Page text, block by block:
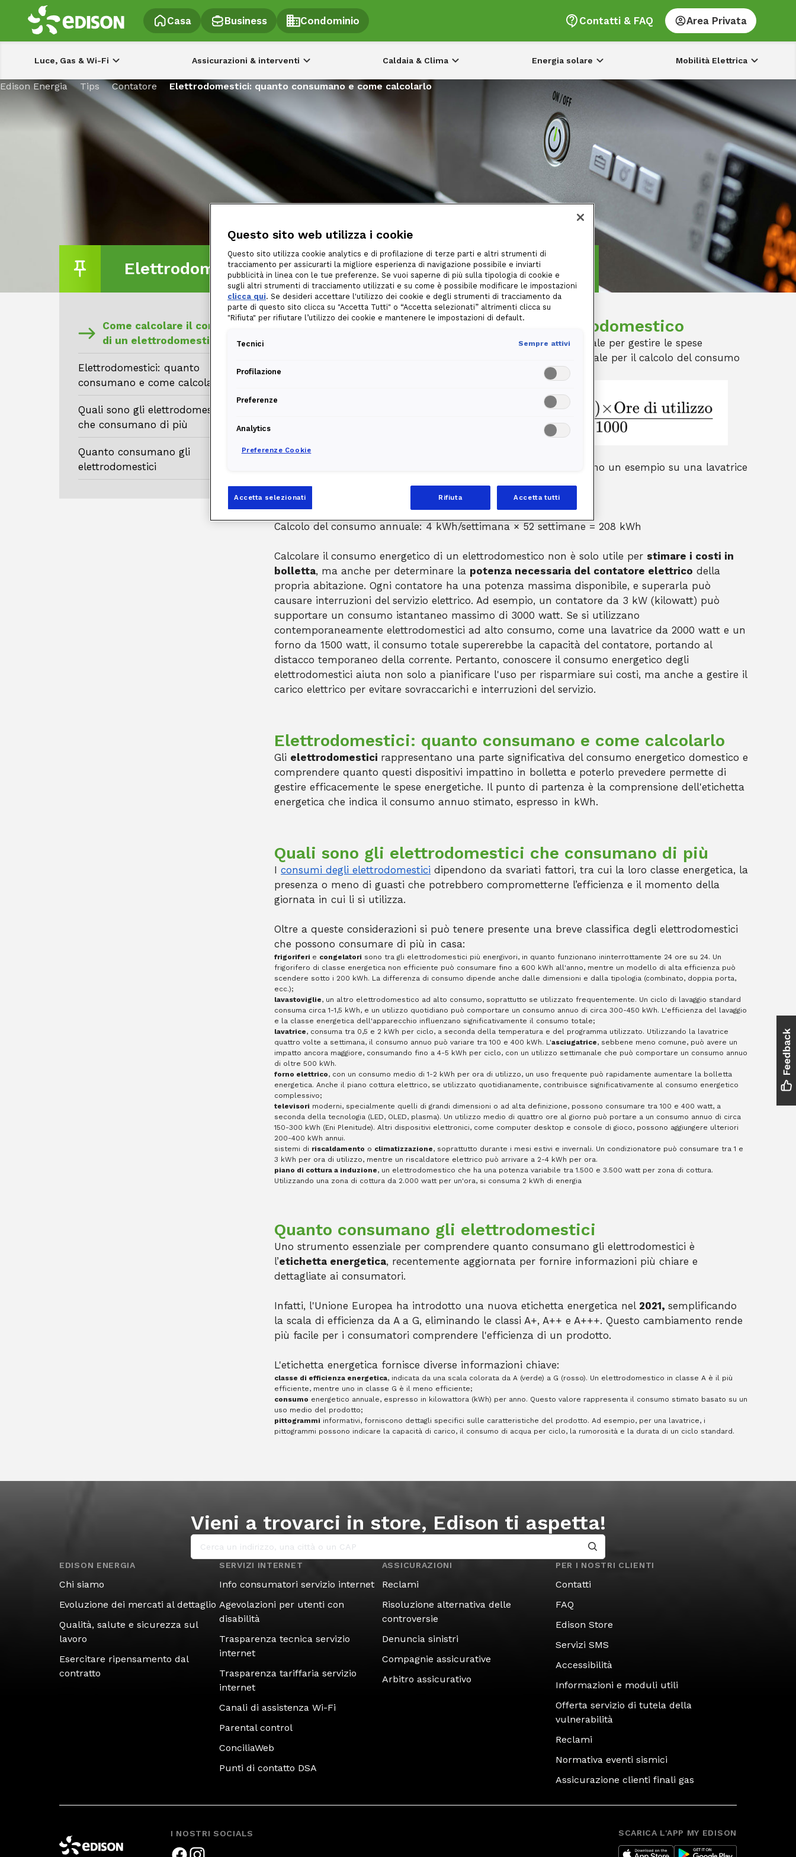
Casa Business Condominio Contatti & FAQ Area Privata
Luce, Gas & Wi-Fi Assicurazioni & interventi Caldaia & Clima Energia solare Mobilità Elettrica
Edison Energia Tips Contatore Elettrodomestici: quanto consumano e come calcolarlo
Elettrodomestici: quanto consumano e come calcolarlo
Come calcolare il consumo
di un elettrodomestico
Elettrodomestici: quanto
consumano e come calcolarlo
Quali sono gli elettrodomestici
che consumano di più
Quanto consumano gli
elettrodomestici
Come calcolare il consumo di un elettrodomestico
Calcolare il consumo energetico di un elettrodomestico è essenziale per gestire le spese
domestiche e migliorare l'efficienza energetica. La formula generale per il calcolo del consumo
energetico è:
Per meglio comprendere la formula e la sua applicazione facciamo un esempio su una lavatrice
Consumo settimanale: (2000×2)/1000= 4 kWh
Calcolo del consumo annuale: 4 kWh/settimana × 52 settimane = 208 kWh
Calcolare il consumo energetico di un elettrodomestico non è solo utile per stimare i costi in
bolletta, ma anche per determinare la potenza necessaria del contatore elettrico della
propria abitazione. Ogni contatore ha una potenza massima disponibile, e superarla può
causare interruzioni del servizio elettrico. Ad esempio, un contatore da 3 kW (kilowatt) può
supportare un consumo istantaneo massimo di 3000 watt. Se si utilizzano
contemporaneamente elettrodomestici ad alto consumo, come una lavatrice da 2000 watt e un
forno da 1500 watt, il consumo totale supererebbe la capacità del contatore, portando al
distacco temporaneo della corrente. Pertanto, conoscere il consumo energetico degli
elettrodomestici aiuta non solo a pianificare l'uso per risparmiare sui costi, ma anche a gestire il
carico elettrico per evitare sovraccarichi e interruzioni del servizio.
Elettrodomestici: quanto consumano e come calcolarlo
Gli elettrodomestici rappresentano una parte significativa del consumo energetico domestico e
comprendere quanto questi dispositivi impattino in bolletta e poterlo prevedere permette di
gestire efficacemente le spese energetiche. Il punto di partenza è la comprensione dell'etichetta
energetica che indica il consumo annuo stimato, espresso in kWh.
Quali sono gli elettrodomestici che consumano di più
Iconsumi degli elettrodomestici dipendono da svariati fattori, tra cui la loro classe energetica, la
presenza o meno di guasti che potrebbero comprometterne l’efficienza e il momento della
giornata in cui li si utilizza.
Oltre a queste considerazioni si può tenere presente una breve classifica degli elettrodomestici
che possono consumare di più in casa:
frigoriferi e congelatori sono tra gli elettrodomestici più energivori, in quanto funzionano ininterrottamente 24 ore su 24. Un
frigorifero di classe energetica non efficiente può consumare fino a 600 kWh all'anno, mentre un modello di alta efficienza può
scendere sotto i 200 kWh​​. La differenza di consumo dipende anche dalle dimensioni e dalla tipologia (combinato, doppia porta,
ecc.);
lavastoviglie, un altro elettrodomestico ad alto consumo, soprattutto se utilizzato frequentemente. Un ciclo di lavaggio standard
consuma circa 1-1,5 kWh, e un utilizzo quotidiano può comportare un consumo annuo di circa 300-450 kWh​. L'efficienza del lavaggio
e la classe energetica dell'apparecchio influenzano significativamente il consumo totale;
lavatrice, consuma tra 0,5 e 2 kWh per ciclo, a seconda della temperatura e del programma utilizzato. Utilizzando la lavatrice
quattro volte a settimana, il consumo annuo può variare tra 100 e 400 kWh​​. L'asciugatrice, sebbene meno comune, può avere un
impatto ancora maggiore, consumando fino a 4-5 kWh per ciclo, con un utilizzo settimanale che può comportare un consumo annuo
di oltre 500 kWh.
forno elettrico, con un consumo medio di 1-2 kWh per ora di utilizzo, un uso frequente può rapidamente aumentare la bolletta
energetica. Anche il piano cottura elettrico, se utilizzato quotidianamente, contribuisce significativamente al consumo energetico
complessivo;
televisori moderni, specialmente quelli di grandi dimensioni o ad alta definizione, possono consumare tra 100 e 400 watt, a
seconda della tecnologia (LED, OLED, plasma). Un utilizzo medio di quattro ore al giorno può portare a un consumo annuo di circa
150-300 kWh​ (Eni Plenitude)​. Altri dispositivi elettronici, come computer desktop e console di gioco, possono aggiungere ulteriori
200-400 kWh annui.
sistemi di riscaldamento o climatizzazione, soprattutto durante i mesi estivi e invernali. Un condizionatore può consumare tra 1 e
3 kWh per ora di utilizzo, mentre un riscaldatore elettrico può arrivare a 2-4 kWh per ora​.
piano di cottura a induzione, un elettrodomestico che ha una potenza variabile tra 1.500 e 3.500 watt per zona di cottura.
Utilizzando una zona di cottura da 2.000 watt per un'ora, si consuma 2 kWh di energia​
Quanto consumano gli elettrodomestici
Uno strumento essenziale per comprendere quanto consumano gli elettrodomestici è
l’etichetta energetica, recentemente aggiornata per fornire informazioni più chiare e
dettagliate ai consumatori.
Infatti, l'Unione Europea ha introdotto una nuova etichetta energetica nel 2021,semplificando
la scala di efficienza da A a G, eliminando le classi A+, A++ e A+++. Questo cambiamento rende
più facile per i consumatori comprendere l'efficienza di un prodotto.
L'etichetta energetica fornisce diverse informazioni chiave:
classe di efficienza energetica, indicata da una scala colorata da A (verde) a G (rosso). Un elettrodomestico in classe A è il più
efficiente, mentre uno in classe G è il meno efficiente;
consumo energetico annuale, espresso in kilowattora (kWh) per anno. Questo valore rappresenta il consumo stimato basato su un
uso medio del prodotto;
pittogrammi informativi, forniscono dettagli specifici sulle caratteristiche del prodotto. Ad esempio, per una lavatrice, i
pittogrammi possono indicare la capacità di carico, il consumo di acqua per ciclo, la rumorosità e la durata di un ciclo standard.
Vieni a trovarci in store, Edison ti aspetta!
EDISON ENERGIA
Chi siamo
Evoluzione dei mercati al dettaglio
Qualità, salute e sicurezza sul
lavoro
Esercitare ripensamento dal
contratto
SERVIZI INTERNET
Info consumatori servizio internet
Agevolazioni per utenti con
disabilità
Trasparenza tecnica servizio
internet
Trasparenza tariffaria servizio
internet
Canali di assistenza Wi-Fi
Parental control
ConciliaWeb
Punti di contatto DSA
ASSICURAZIONI
Reclami
Risoluzione alternativa delle
controversie
Denuncia sinistri
Compagnie assicurative
Arbitro assicurativo
PER I NOSTRI CLIENTI
Contatti
FAQ
Edison Store
Servizi SMS
Accessibilità
Informazioni e moduli utili
Offerta servizio di tutela della
vulnerabilità
Reclami
Normativa eventi sismici
Assicurazione clienti finali gas
I NOSTRI SOCIALS SCARICA L'APP MY EDISON
Questo sito web utilizza i cookie
Questo sito utilizza cookie analytics e di profilazione di terze parti e altri strumenti di
tracciamento per assicurarti la migliore esperienza di navigazione possibile e inviarti
pubblicità in linea con le tue preferenze. Se vuoi saperne di più sulla tipologia di cookie e
sugli altri strumenti di tracciamento utilizzati e su come è possibile modificare le impostazioni
clicca qui. Se desideri accettare l'utilizzo dei cookie e degli strumenti di tracciamento da
parte di questo sito clicca su "Accetta Tutti" o “Accetta selezionati” altrimenti clicca su
"Rifiuta" per rifiutare l’utilizzo dei cookie e mantenere le impostazioni di default.
Tecnici Sempre attivi
Profilazione
Preferenze
Analytics
Preferenze Cookie
Accetta selezionati Rifiuta Accetta tutti